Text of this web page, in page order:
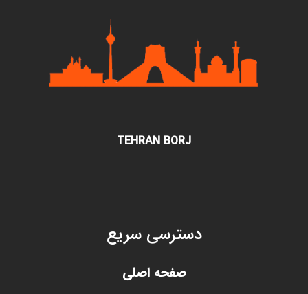
TEHRAN BORJ
دسترسی سریع
صفحه اصلی